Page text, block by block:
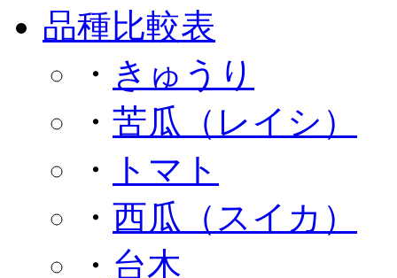
品種比較表
・ きゅうり
・ 苦瓜（レイシ）
・
トマト
・ 西瓜（スイカ）
・ 台木